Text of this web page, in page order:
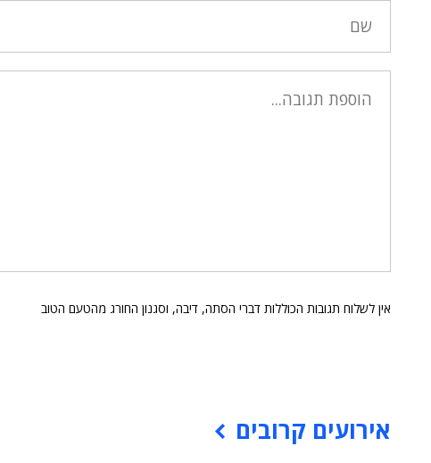
אין לשלוח תגובות הכוללות דברי הסתה, דיבה, וסגנון החורג מהטעם הטוב
אירועים קרובים